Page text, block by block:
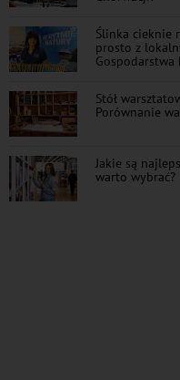
Ślinka cieknie
prosto z
Gospodarstwa
Stół
Porównanie
Jakie są
warto wybrać?